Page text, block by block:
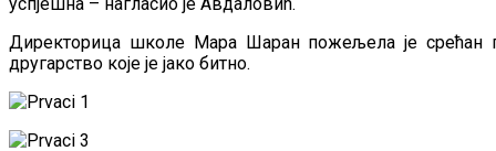
Директорица школе Мара Шаран пожељела је срећан
другарство које је јако битно.